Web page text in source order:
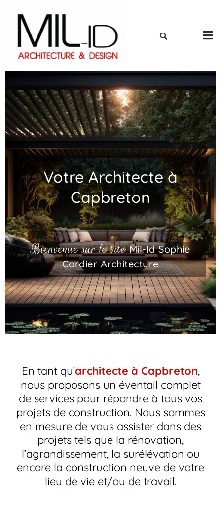
Votre Architecte à
Capbreton
Bienvenue sur le siteMil-Id Sophie
Cordier Architecture
En tant qu’architecte à Capbreton,
nous proposons un éventail complet
de services pour répondre à tous vos
projets de construction. Nous sommes
en mesure de vous assister dans des
projets tels que la rénovation,
l’agrandissement, la surélévation ou
encore la construction neuve de votre
lieu de vie et/ou de travail.